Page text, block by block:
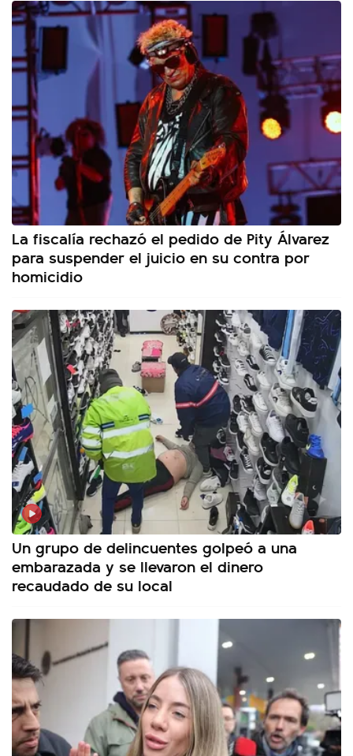
La fiscalía rechazó el pedido de Pity Álvarez
para suspender el juicio en su contra por
homicidio
Un grupo de delincuentes golpeó a una
embarazada y se llevaron el dinero
recaudado de su local